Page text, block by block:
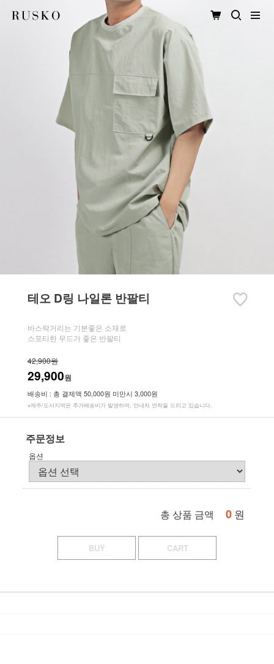
테오 D링 나일론 반팔티
바스락거리는 기분좋은 소재로
스포티한 무드가 좋은 반팔티
42,900원
29,900원
배송비 : 총 결제액 50,000원 미만시 3,000원
※제주/도서지역은 추가배송비가 발생하며, 안내차 연락을 드리고 있습니다.
주문정보
옵션
총 상품 금액 0 원
BUY CART